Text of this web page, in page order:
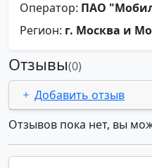
Оператор: ПАО
Регион: г. Москва и
Отзывы(0)
Добавить отзыв
Отзывов пока нет, вы